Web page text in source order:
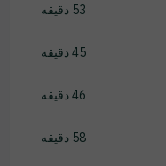
53 دقیقه
45 دقیقه
46 دقیقه
58 دقیقه